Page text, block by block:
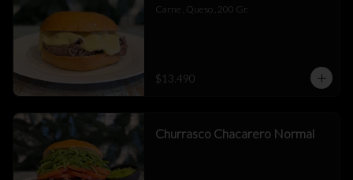
Carne , Queso , 200 Gr.
$13.490
Churrasco Chacarero Normal